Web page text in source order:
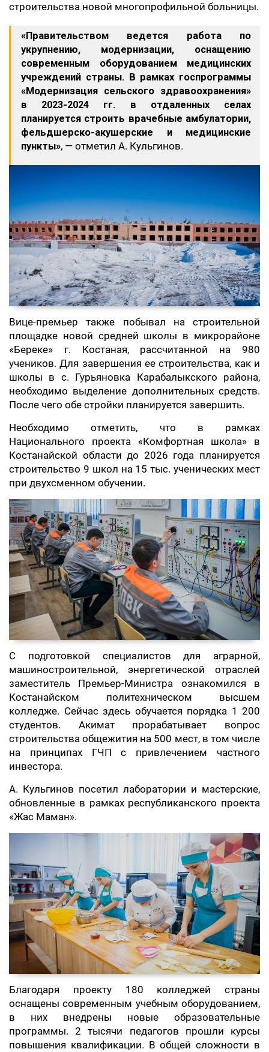
строительства новой многопрофильной больницы.
«Правительством ведется работа по
укрупнению, модернизации, оснащению
современным оборудованием медицинских
учреждений страны. В рамках госпрограммы
«Модернизация сельского здравоохранения»
в 2023-2024 гг. в отдаленных селах
планируется строить врачебные амбулатории,
фельдшерско-акушерские и медицинские
пункты», — отметил А. Кульгинов.
Вице-премьер также побывал на строительной
площадке новой средней школы в микрорайоне
«Береке» г. Костаная, рассчитанной на 980
учеников. Для завершения ее строительства, как и
школы в с. Гурьяновка Карабалыкского района,
необходимо выделение дополнительных средств.
После чего обе стройки планируется завершить.
Необходимо отметить, что в рамках
Национального проекта «Комфортная школа» в
Костанайской области до 2026 года планируется
строительство 9 школ на 15 тыс. ученических мест
при двухсменном обучении.
С подготовкой специалистов для аграрной,
машиностроительной, энергетической отраслей
заместитель Премьер-Министра ознакомился в
Костанайском политехническом высшем
колледже. Сейчас здесь обучается порядка 1 200
студентов. Акимат прорабатывает вопрос
строительства общежития на 500 мест, в том числе
на принципах ГЧП с привлечением частного
инвестора.
А. Кульгинов посетил лаборатории и мастерские,
обновленные в рамках республиканского проекта
«Жас Маман».
Благодаря проекту 180 колледжей страны
оснащены современным учебным оборудованием,
в них внедрены новые образовательные
программы. 2 тысячи педагогов прошли курсы
повышения квалификации. В общей сложности в